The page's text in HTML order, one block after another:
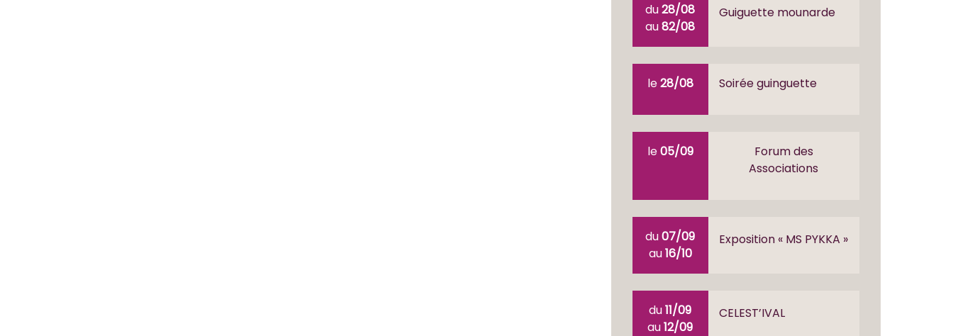
du28/08
au82/08
Guiguette mounarde
le28/08 Soirée guinguette
le05/09
Forum des
Associations
du07/09
au16/10
Exposition « MS PYKKA »
du11/09
au12/09
CELEST’IVAL